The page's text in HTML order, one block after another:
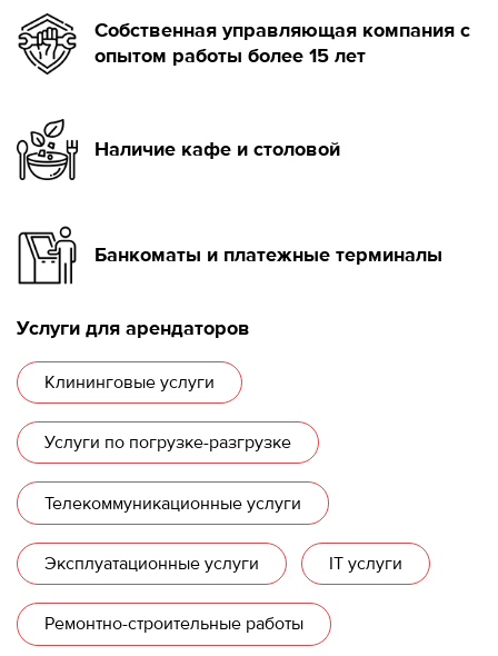
Собственная управляющая компания с
опытом работы более 15 лет
Наличие кафе и столовой
Банкоматы и платежные терминалы
Услуги для арендаторов
Клининговые услуги
Услуги по погрузке-разгрузке
Телекоммуникационные услуги
Эксплуатационные услуги IT услуги
Ремонтно-строительные работы